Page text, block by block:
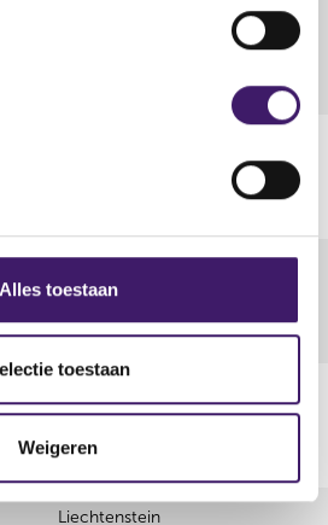
Alles toestaan
toestaan
Weigeren
A2 - C5
02 feb 2024
02 feb 2024
Liechtenstein